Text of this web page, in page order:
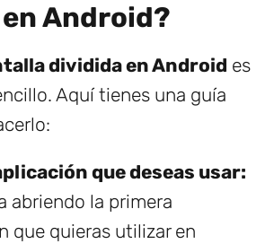
Android?
dividida en Android es
Aquí tienes una guía
que deseas usar:
abriendo la primera
que quieras utilizar en